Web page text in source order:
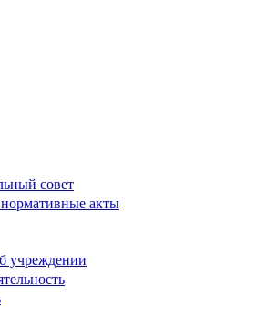
совет
акты
учреждении